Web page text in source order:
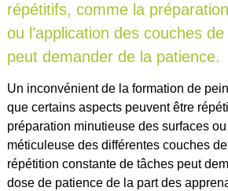
répétitifs, comme la
ou l’application des couches
peut demander de la patience.
Un inconvénient de la formation de
que certains aspects peuvent être
préparation minutieuse des surfaces ou
méticuleuse des différentes couches
répétition constante de tâches peut
dose de patience de la part des